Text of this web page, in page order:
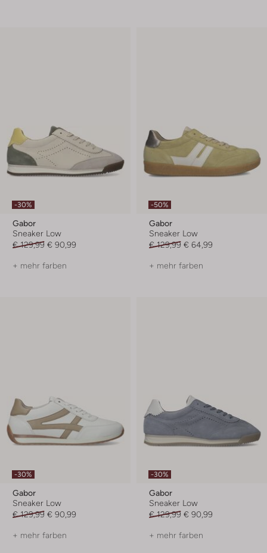
-30%
Gabor
Sneaker Low
€ 129,99 € 90,99
+ mehr farben
-50%
Gabor
Sneaker Low
€ 129,99 € 64,99
+ mehr farben
-30%
Gabor
Sneaker Low
€ 129,99 € 90,99
+ mehr farben
-30%
Gabor
Sneaker Low
€ 129,99 € 90,99
+ mehr farben